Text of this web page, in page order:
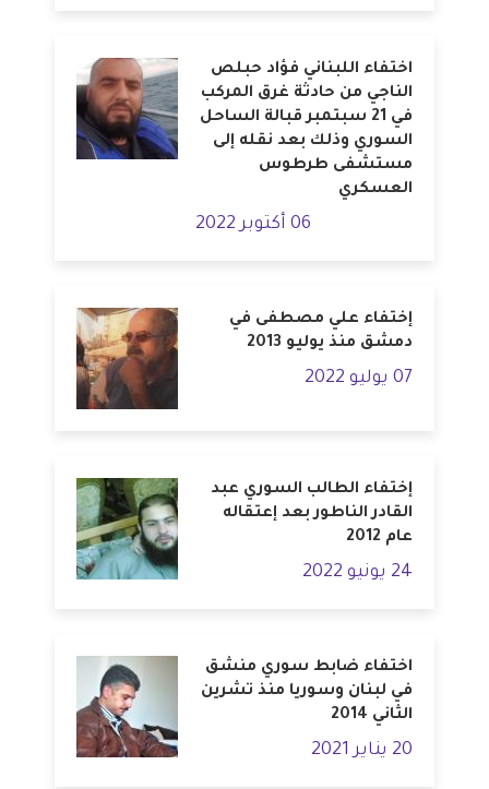
اختفاء اللبناني فؤاد حبلص
الناجي من حادثة غرق المركب
في 21 سبتمبر قبالة الساحل
السوري وذلك بعد نقله إلى
مستشفى طرطوس
العسكري
06 أكتوبر 2022
إختفاء علي مصطفى في
دمشق منذ يوليو 2013
07 يوليو 2022
إختفاء الطالب السوري عبد
القادر الناطور بعد إعتقاله
عام 2012
24 يونيو 2022
اختفاء ضابط سوري منشق
في لبنان وسوريا منذ تشرين
الثاني 2014
20 يناير 2021